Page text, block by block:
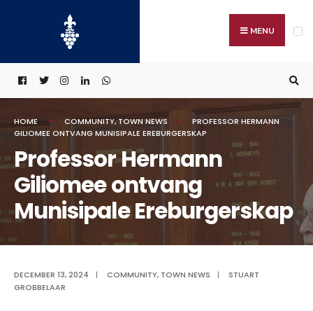
MENU
HOME COMMUNITY,TOWN NEWS
PROFESSOR HERMANN
GILIOMEE ONTVANG MUNISIPALE EREBURGERSKAP
Professor Hermann
Giliomee ontvang
Munisipale Ereburgerskap
DECEMBER 13, 2024 | COMMUNITY, TOWN NEWS |
STUART
GROBBELAAR